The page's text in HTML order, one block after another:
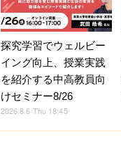
探究学習でウェルビー
イング向上、授業実践
を紹介する中高教員向
けセミナー8/26
2026.8.6 Thu 18:45